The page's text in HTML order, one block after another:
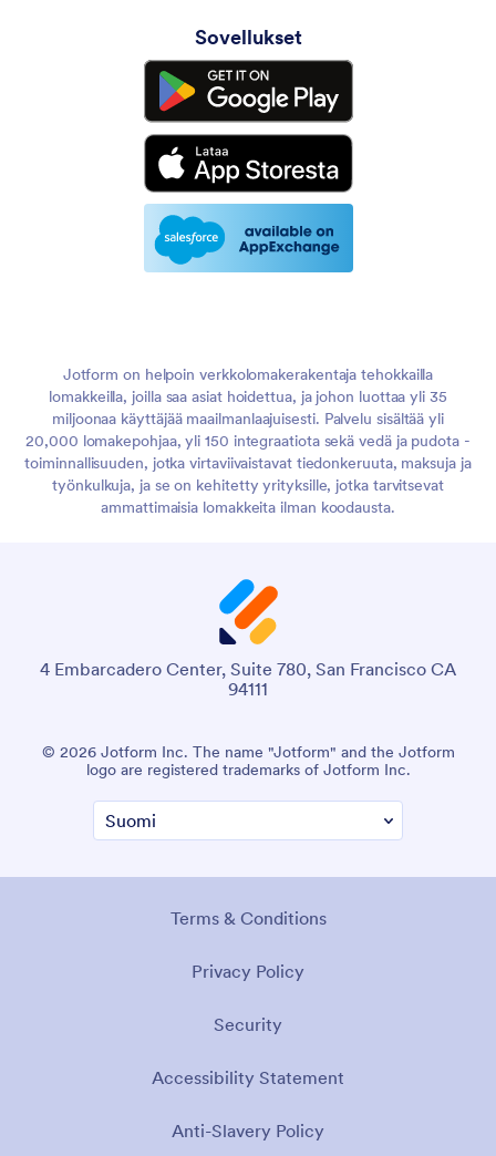
Sovellukset
Jotform on helpoin verkkolomakerakentaja tehokkailla
lomakkeilla, joilla saa asiat hoidettua, ja johon luottaa yli 35
miljoonaa käyttäjää maailmanlaajuisesti. Palvelu sisältää yli
20,000 lomakepohjaa, yli 150 integraatiota sekä vedä ja pudota -
toiminnallisuuden, jotka virtaviivaistavat tiedonkeruuta, maksuja ja
työnkulkuja, ja se on kehitetty yrityksille, jotka tarvitsevat
ammattimaisia lomakkeita ilman koodausta.
4 Embarcadero Center, Suite 780, San Francisco CA
94111
© 2026 Jotform Inc. The name "Jotform" and the Jotform
logo are registered trademarks of Jotform Inc.
Terms & Conditions
Privacy Policy
Security
Accessibility Statement
Anti-Slavery Policy